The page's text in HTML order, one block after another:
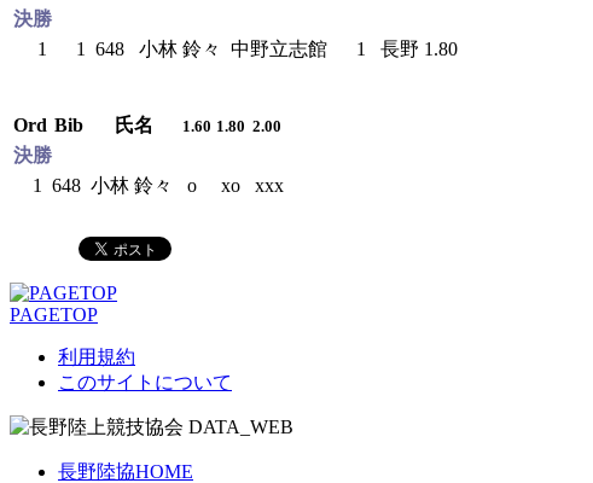
決勝
1
1 648 小林 鈴々 中野立志館 1 長野 1.80
Ord Bib 氏名 1.60 1.80 2.00
決勝
1
648 小林 鈴々 o xo xxx
PAGETOP
利用規約
このサイトについて
長野陸協HOME